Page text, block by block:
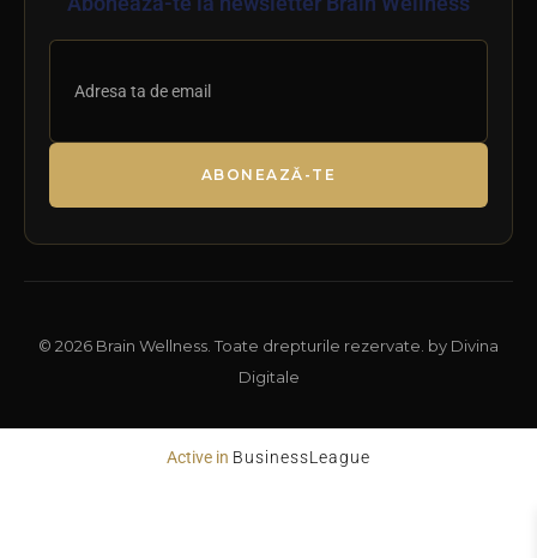
ABONEAZĂ-TE
© 2026 Brain Wellness. Toate drepturile rezervate. by Divina
Digitale
Active in BusinessLeague